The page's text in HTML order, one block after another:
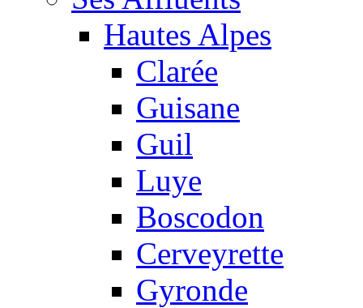
Hautes Alpes
Clarée
Guisane
Guil
Luye
Boscodon
Cerveyrette
Gyronde